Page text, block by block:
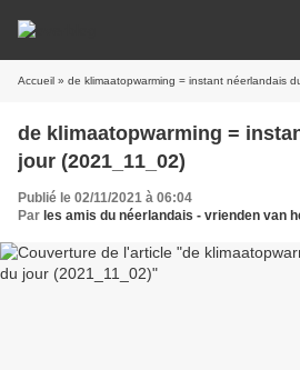
Accueil » de klimaatopwarming = instant néerlandais
de klimaatopwarming =
jour (2021_11_02)
Publié le 02/11/2021 à 06:04
Par les amis du néerlandais - vrienden van